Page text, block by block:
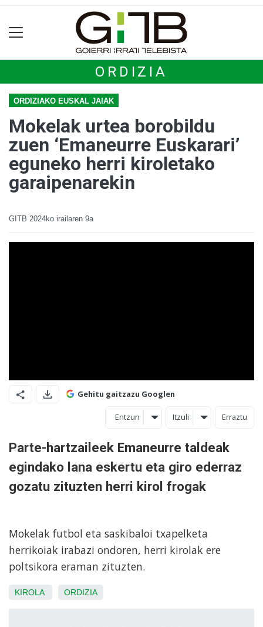
ORDIZIA
ORDIZIAKO EUSKAL JAIAK
Mokelak urtea borobildu
zuen ‘Emaneurre Euskarari’
eguneko herri kiroletako
garaipenarekin
GITB 2024ko irailaren 9a
Gehitu gaitzazu Googlen
Entzun Itzuli Erraztu
Parte-hartzaileek Emaneurre taldeak
egindako lana eskertu eta giro ederraz
gozatu zituzten herri kirol frogak
Mokelak futbol eta saskibaloi txapelketa
herrikoiak irabazi ondoren, herri kirolak ere
poltsikora eraman zituzten.
KIROLA ORDIZIA